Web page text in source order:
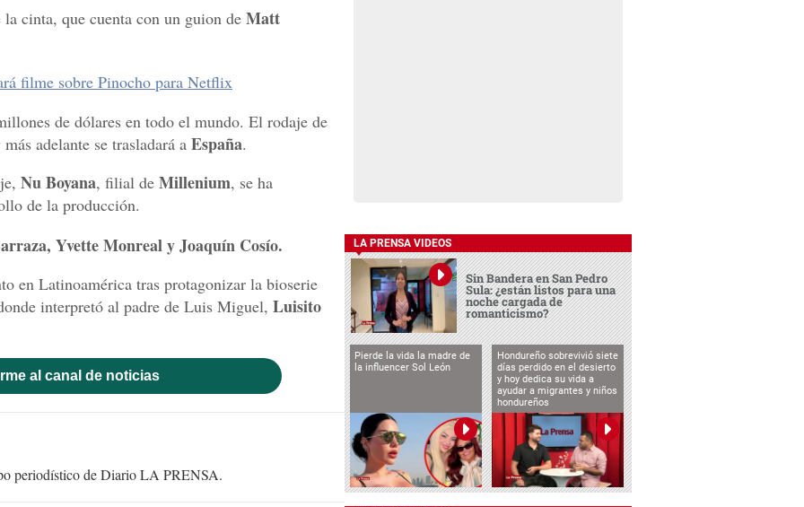
cinta, que cuenta con un guion de Matt
filme sobre Pinocho para Netflix
de dólares en todo el mundo. El rodaje de
más adelante se trasladará a España.
Nu Boyana, filial de Millenium, se ha
de la producción.
Yvette Monreal y Joaquín Cosío.
en Latinoamérica tras protagonizar la bioserie
interpretó al padre de Luis Miguel, Luisito
al canal de noticias
periodístico de Diario LA PRENSA.
LA PRENSA VIDEOS
Sin Bandera en San Pedro
Sula: ¿están listos para una
noche cargada de
romanticismo?
Pierde la vida la madre de
la influencer Sol León
Hondureño sobrevivió siete
días perdido en el desierto
y hoy dedica su vida a
ayudar a migrantes y niños
hondureños